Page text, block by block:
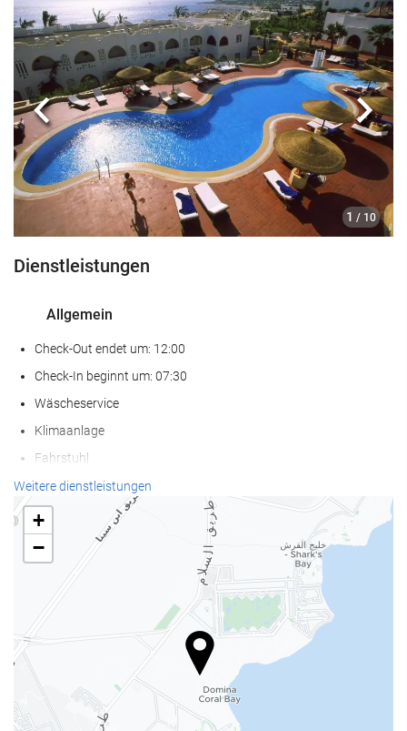
1 / 10
Zurück
Dienstleistungen
Allgemein
Check-Out endet um: 12:00
Check-In beginnt um: 07:30
Wäscheservice
Klimaanlage
Fahrstuhl
Zugang für Personen mit eingeschränkter Mobilität
Nichtraucher-Räume
Haustiere nicht erlaubt
Wellness
Privater Strand
Sonnenstühle/-liegen
Sonnenschirme
Weitere dienstleistungen
+
−